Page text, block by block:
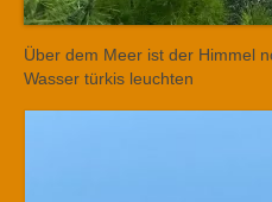
Über dem Meer ist der Himmel
Wasser türkis leuchten